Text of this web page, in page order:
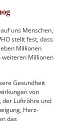
uns Menschen,
stellt fest, dass
Millionen
weiteren Millionen
Gesundheit
von
der Luftröhre und
Herz-
das